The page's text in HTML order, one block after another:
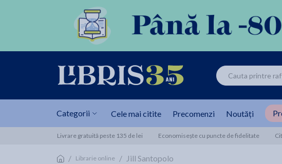
Categorii Cele mai citite Precomenzi Noutăți
Livrare gratuită peste 135 de lei Economisește cu puncte de fidelitate
/ Librarie online / Jill Santopolo